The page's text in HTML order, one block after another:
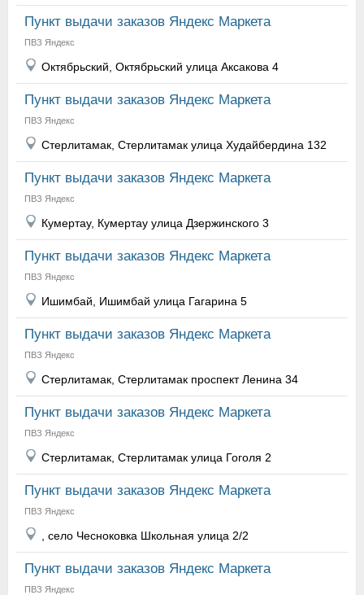
Пункт выдачи заказов Яндекс Маркета
ПВЗ Яндекс
Октябрьский, Октябрьский улица Аксакова 4
Пункт выдачи заказов Яндекс Маркета
ПВЗ Яндекс
Стерлитамак, Стерлитамак улица Худайбердина 132
Пункт выдачи заказов Яндекс Маркета
ПВЗ Яндекс
Кумертау, Кумертау улица Дзержинского 3
Пункт выдачи заказов Яндекс Маркета
ПВЗ Яндекс
Ишимбай, Ишимбай улица Гагарина 5
Пункт выдачи заказов Яндекс Маркета
ПВЗ Яндекс
Стерлитамак, Стерлитамак проспект Ленина 34
Пункт выдачи заказов Яндекс Маркета
ПВЗ Яндекс
Стерлитамак, Стерлитамак улица Гоголя 2
Пункт выдачи заказов Яндекс Маркета
ПВЗ Яндекс
, село Чесноковка Школьная улица 2/2
Пункт выдачи заказов Яндекс Маркета
ПВЗ Яндекс